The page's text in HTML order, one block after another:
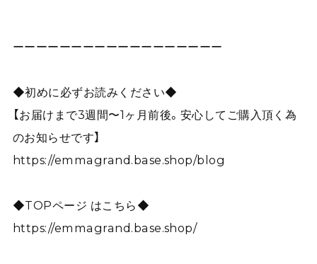
ーーーーーーーーーーーーーーーーーー
◆初めに必ずお読みください◆
【お届けまで3週間〜1ヶ月前後。安心してご購入頂く為
のお知らせです】
https://emmagrand.base.shop/blog
◆TOPページ はこちら◆
https://emmagrand.base.shop/